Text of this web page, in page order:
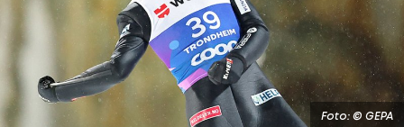
Foto: © GEPA